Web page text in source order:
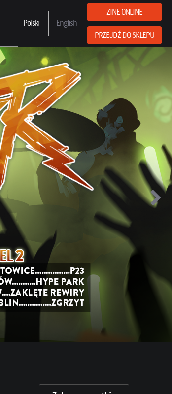
Polski English
ZINE ONLINE
PRZEJDŹ DO SKLEPU